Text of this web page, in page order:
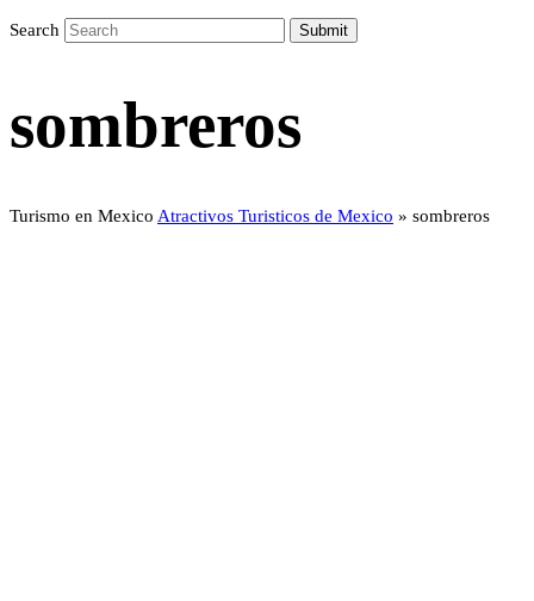
Search Submit
sombreros
Turismo en Mexico Atractivos Turisticos de Mexico » sombreros